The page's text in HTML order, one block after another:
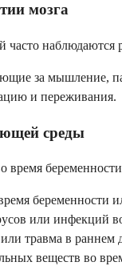
мозга
наблюдаются
за мышление,
и переживания.
среды
беременности
беременности
или инфекций
травма в раннем
веществ во